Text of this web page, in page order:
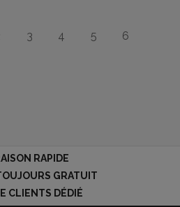
3 4 5
6
RAPIDE
GRATUIT
CLIENTS DÉDIÉ